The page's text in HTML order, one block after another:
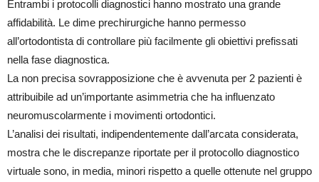
Entrambi i protocolli diagnostici hanno mostrato una grande
affidabilità. Le dime prechirurgiche hanno permesso
all’ortodontista di controllare più facilmente gli obiettivi prefissati
nella fase diagnostica.
La non precisa sovrapposizione che è avvenuta per 2 pazienti è
attribuibile ad un’importante asimmetria che ha influenzato
neuromuscolarmente i movimenti ortodontici.
L’analisi dei risultati, indipendentemente dall’arcata considerata,
mostra che le discrepanze riportate per il protocollo diagnostico
virtuale sono, in media, minori rispetto a quelle ottenute nel gruppo